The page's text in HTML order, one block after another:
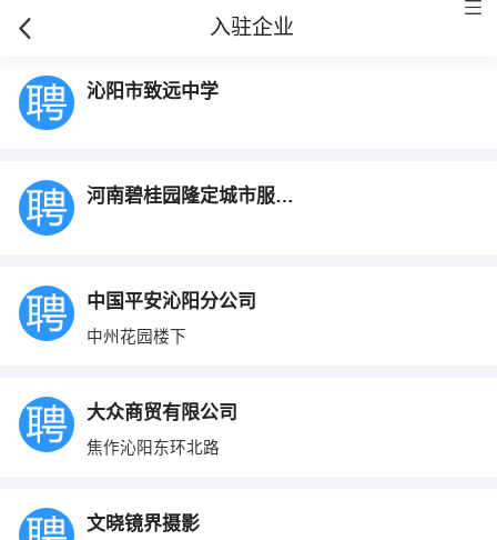
入驻企业
沁阳市致远中学
河南碧桂园隆定城市服务有限公司沁阳分公司
中国平安沁阳分公司
中州花园楼下
大众商贸有限公司
焦作沁阳东环北路
文晓镜界摄影